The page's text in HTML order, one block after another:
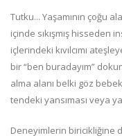
Tutku... Yaşamının çoğu
içinde sıkışmış hisseden
içlerindeki kıvılcımı
bir “ben buradayım”
alma alanı belki göz
tendeki yansıması veya
Deneyimlerin biricikliğine